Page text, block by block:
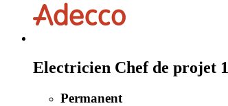
Electricien Chef de projet
Permanent